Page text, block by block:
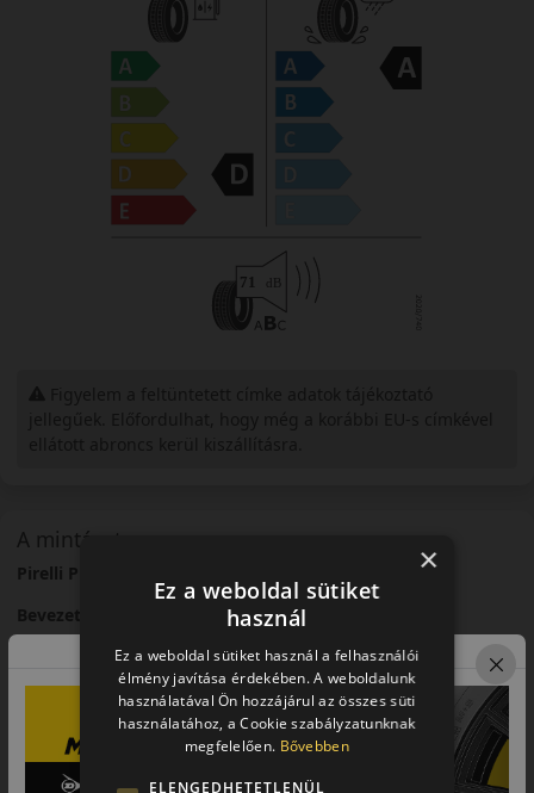
A mintázat
Pirelli P Zero Sport PZ4 – Sportos prémium abroncs
Bevezető
Zero Sport PZ4 egy prémium sportabroncs, amelyet
nagy teljesítményű járművekhez fejlesztettek.
Futófelület és tapadás
Fejlett futófelületi kialakítása kiváló tapadást biztosít nagy
×
Ez a weboldal sütiket
használ
Ez a weboldal sütiket használ a felhasználói
élmény javítása érdekében. A weboldalunk
használatával Ön hozzájárul az összes süti
használatához, a Cookie szabályzatunknak
megfelelően. Bővebben
ELENGEDHETETLENÜL